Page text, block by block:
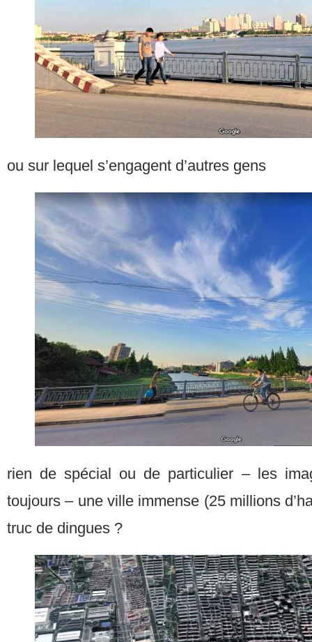
ou sur lequel s’engagent d’autres gens
rien de spécial ou de particulier – les
toujours – une ville immense (25 millions
truc de dingues ?